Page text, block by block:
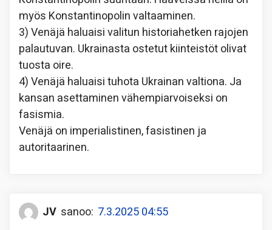
myös Konstantinopolin valtaaminen.
3) Venäjä haluaisi valitun historiahetken rajojen
palautuvan. Ukrainasta ostetut kiinteistöt olivat
tuosta oire.
4) Venäjä haluaisi tuhota Ukrainan valtiona. Ja
kansan asettaminen vähempiarvoiseksi on
fasismia.
Venäjä on imperialistinen, fasistinen ja
autoritaarinen.
JV sanoo: 7.3.2025 04:55